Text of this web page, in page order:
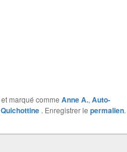
et marqué comme Anne A., Auto-
Quichottine . Enregistrer le permalien.